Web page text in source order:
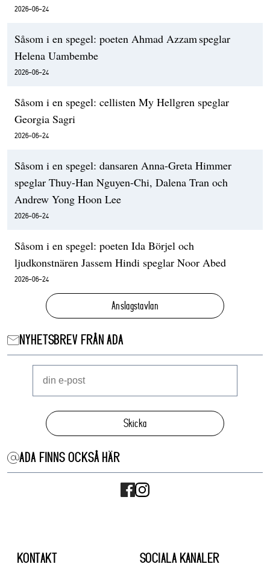
2026-06-24
Såsom i en spegel: poeten Ahmad Azzam speglar
Helena Uambembe
2026-06-24
Såsom i en spegel: cellisten My Hellgren speglar
Georgia Sagri
2026-06-24
Såsom i en spegel: dansaren Anna-Greta Himmer
speglar Thuy-Han Nguyen-Chi, Dalena Tran och
Andrew Yong Hoon Lee
2026-06-24
Såsom i en spegel: poeten Ida Börjel och
ljudkonstnären Jassem Hindi speglar Noor Abed
2026-06-24
Anslagstavlan
NYHETSBREV FRÅN ADA
Skicka
ADA FINNS OCKSÅ HÄR
KONTAKT SOCIALA KANALER